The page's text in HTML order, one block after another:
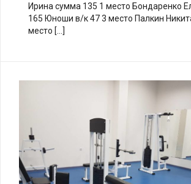
Ирина сумма 135 1 место Бондаренко
165 Юноши в/к 47 3 место Палкин
место […]